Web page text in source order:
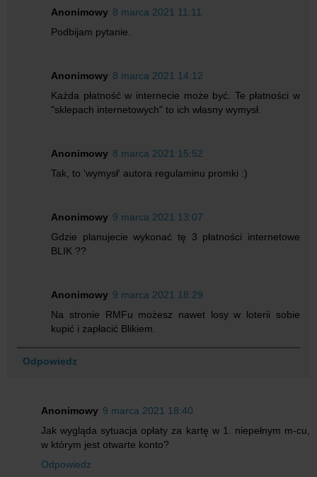
Anonimowy 8 marca 2021 11:11
Podbijam pytanie.
Anonimowy 8 marca 2021 14:12
Każda płatność w internecie może być. Te płatności w
"sklepach internetowych" to ich własny wymysł.
Anonimowy 8 marca 2021 15:52
Tak, to 'wymysł' autora regulaminu promki :)
Anonimowy 9 marca 2021 13:07
Gdzie planujecie wykonać tę 3 płatności internetowe
BLIK ??
Anonimowy 9 marca 2021 18:29
Na stronie RMFu możesz nawet losy w loterii sobie
kupić i zapłacić Blikiem.
Odpowiedz
Anonimowy 9 marca 2021 18:40
Jak wygląda sytuacja opłaty za kartę w 1. niepełnym m-cu,
w którym jest otwarte konto?
Odpowiedz